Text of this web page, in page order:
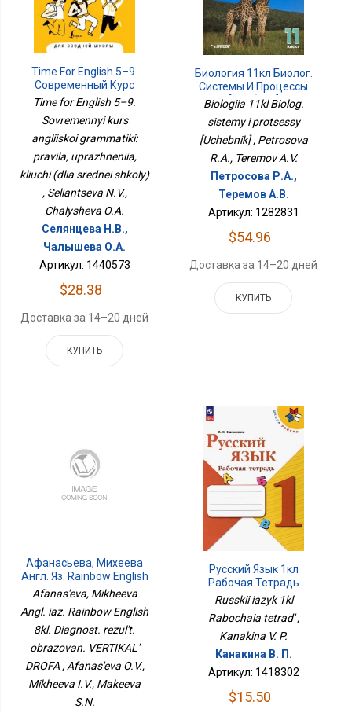
Time For English 5–9.
Современный Курс
Английской Грамматики:
Правила, Упражнения,
Ключи (для Средней
Школы)
Time for English 5–9.
Sovremennyi kurs
angliiskoi grammatiki:
pravila, uprazhneniia,
kliuchi (dlia srednei shkoly)
, Seliantseva N.V.,
Chalysheva O.A.
Селянцева Н.В.,
Чалышева О.А.
Артикул: 1440573
$28.38
Доставка за 14–20 дней
КУПИТЬ
Биология 11кл Биолог.
Системы И Процессы
[Учебник]
Biologiia 11kl Biolog.
sistemy i protsessy
[Uchebnik] , Petrosova
R.A., Teremov A.V.
Петросова Р.А.,
Теремов А.В.
Артикул: 1282831
$54.96
Доставка за 14–20 дней
КУПИТЬ
Афанасьева, Михеева
Англ. Яз. Rainbow English
8кл. Диагност. Результ.
Образован. ВЕРТИКАЛЬ
ДРОФА
Afanas'eva, Mikheeva
Angl. iaz. Rainbow English
8kl. Diagnost. rezul't.
obrazovan. VERTIKAL'
DROFA , Afanas'eva O.V.,
Mikheeva I.V., Makeeva
S.N.
Русский Язык 1кл
Рабочая Тетрадь
Russkii iazyk 1kl
Rabochaia tetrad' ,
Kanakina V. P.
Канакина В. П.
Артикул: 1418302
$15.50